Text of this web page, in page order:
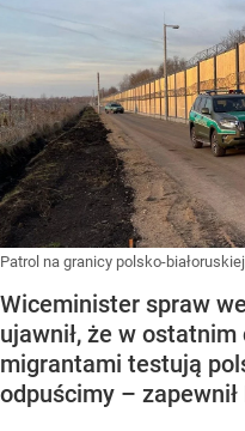
Patrol na granicy polsko-białoruskiej
Wiceminister spraw
ujawnił, że w ostatnim
migrantami testują
odpuścimy –